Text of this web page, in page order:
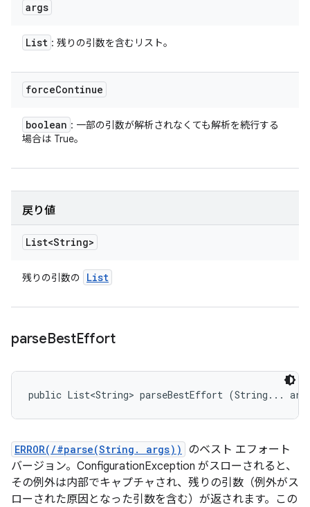
args
List : 残りの引数を含むリスト。
forceContinue
boolean : 一部の引数が解析されなくても解析を続行する
場合は True。
戻り値
List<String>
残りの引数の List
parseBestEffort
public List<String> parseBestEffort (String...
ERROR(/#parse(String. args))
のベスト エフォート
バージョン。ConfigurationException がスローされると、
その例外は内部でキャプチャされ、残りの引数（例外がス
ローされた原因となった引数を含む）が返されます。この